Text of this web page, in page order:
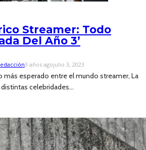
Streamer: Todo
Del Año 3’
3 años agojulio 3, 2023
más esperado entre el mundo streamer, La
celebridades...